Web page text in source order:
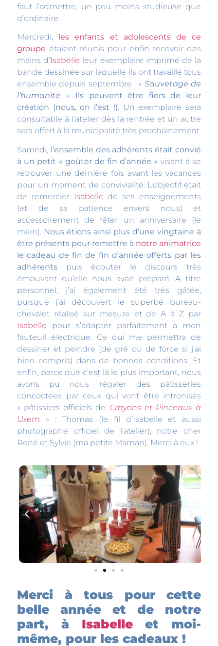
faut l’admettre, un peu moins studieuse que
d’ordinaire.
Mercredi,
les enfants et adolescents de ce
groupe étaient réunis pour enfin recevoir des
mains d’Isabelle leur exemplaire imprimé de la
bande dessinée sur laquelle ils ont travaillé tous
ensemble depuis septembre : « Sauvetage de
l’humanité ». Ils peuvent être fiers de leur
création (nous, on l’est !). Un exemplaire sera
consultable à l’atelier dès la rentrée et un autre
sera offert à la municipalité très prochainement.
Samedi, l’ensemble des adhérents était convié
à un petit « goûter de fin d’année » visant à se
retrouver une dernière fois avant les vacances
pour un moment de convivialité. L’objectif était
de remercier Isabelle de ses enseignements
(et de sa patience envers nous) et
accessoirement de fêter un anniversaire (le
mien). Nous étions ainsi plus d’une vingtaine à
être présents pour remettre à notre animatrice
le cadeau de fin de fin d’année offerts par les
adhérents puis écouter le discours très
émouvant qu’elle nous avait préparé. A titre
personnel, j’ai également été très gâtée,
puisque j’ai découvert le superbe bureau-
chevalet réalisé sur mesure et de A à Z par
Isabelle pour s’adapter parfaitement à mon
fauteuil électrique. Ce qui me permettra de
dessiner et peindre (de gré ou de force si j’ai
bien compris) dans de bonnes conditions. Et
enfin, parce que c’est là le plus important, nous
avons pu nous régaler des pâtisseries
concoctées par ceux qui vont être intronisés
« pâtissiers officiels de Crayons et Pinceaux à
Uxem » : Thomas (le fil d’Isabelle et aussi
photographe officiel de l’atelier), notre cher
René et Sylvie (ma petite Maman). Merci à eux !
Merci à tous pour cette
belle année et de notre
part, à Isabelleet moi-
même, pour les cadeaux !